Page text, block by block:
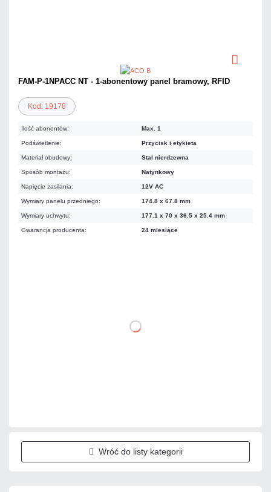
FAM-P-1NPACC NT - 1-abonentowy panel bramowy, RFID
Kod: 19178
Ilość abonentów: Max. 1
Podświetlenie: Przycisk i etykieta
Materiał obudowy: Stal nierdzewna
Sposób montażu: Natynkowy
Napięcie zasilania: 12V AC
Wymiary panelu przedniego: 174.8 x 67.8 mm
Wymiary uchwytu: 177.1 x 70 x 36.5 x 25.4 mm
Gwarancja producenta: 24 miesiące
DO KOSZYKA
Wróć do listy kategorii